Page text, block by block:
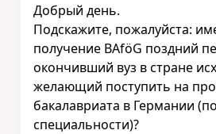
Добрый день.
Подскажите, пожалуйста:
получение BAföG поздний
окончивший вуз в стране
желающий поступить на
бакалавриата в Германии
специальности)?